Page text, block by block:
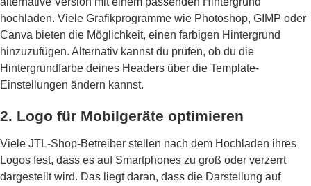
hochladen. Viele Grafikprogramme wie Photoshop, GIMP oder
Canva bieten die Möglichkeit, einen farbigen Hintergrund
hinzuzufügen. Alternativ kannst du prüfen, ob du die
Hintergrundfarbe deines Headers über die Template-
Einstellungen ändern kannst.
2. Logo für Mobilgeräte optimieren
Viele JTL-Shop-Betreiber stellen nach dem Hochladen ihres
Logos fest, dass es auf Smartphones zu groß oder verzerrt
dargestellt wird. Das liegt daran, dass die Darstellung auf